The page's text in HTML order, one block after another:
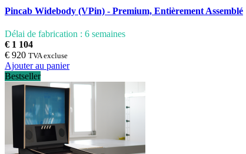
Pincab Widebody (VPin) - Premium, Entièrement Assemblé
Délai de fabrication : 6 semaines
€ 1 104
€ 920 TVA excluse
Ajouter au panier
Bestseller